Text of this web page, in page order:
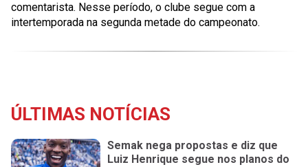
comentarista. Nesse período, o clube segue com a
intertemporada na segunda metade do campeonato.
ÚLTIMAS NOTÍCIAS
Semak nega propostas e diz que
Luiz Henrique segue nos planos do